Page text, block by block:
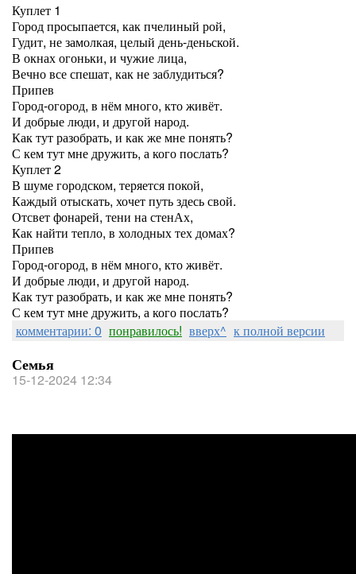
Куплет 1
Город просыпается, как пчелиный рой,
Гудит, не замолкая, целый день-деньской.
В окнах огоньки, и чужие лица,
Вечно все спешат, как не заблудиться?
Припев
Город-огород, в нём много, кто живёт.
И добрые люди, и другой народ.
Как тут разобрать, и как же мне понять?
С кем тут мне дружить, а кого послать?
Куплет 2
В шуме городском, теряется покой,
Каждый отыскать, хочет путь здесь свой.
Отсвет фонарей, тени на стенАх,
Как найти тепло, в холодных тех домах?
Припев
Город-огород, в нём много, кто живёт.
И добрые люди, и другой народ.
Как тут разобрать, и как же мне понять?
С кем тут мне дружить, а кого послать?
комментарии: 0 понравилось! вверх^ к полной версии
Семья
15-12-2024 12:34